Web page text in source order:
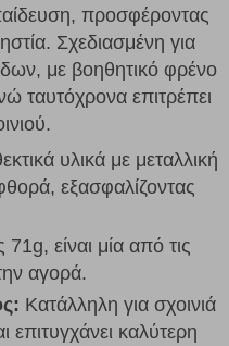
προσφέροντας
Σχεδιασμένη για
με βοηθητικό φρένο
ταυτόχρονα επιτρέπει
υλικά με μεταλλική
εξασφαλίζοντας
είναι μία από τις
αγορά.
Κατάλληλη για σχοινιά
καλύτερη